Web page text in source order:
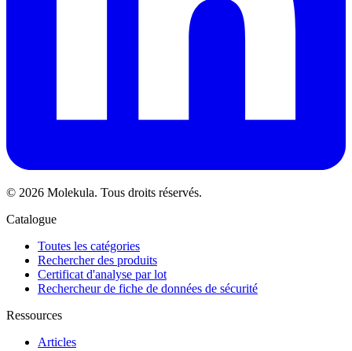
© 2026 Molekula. Tous droits réservés.
Catalogue
Toutes les catégories
Rechercher des produits
Certificat d'analyse par lot
Rechercheur de fiche de données de sécurité
Ressources
Articles